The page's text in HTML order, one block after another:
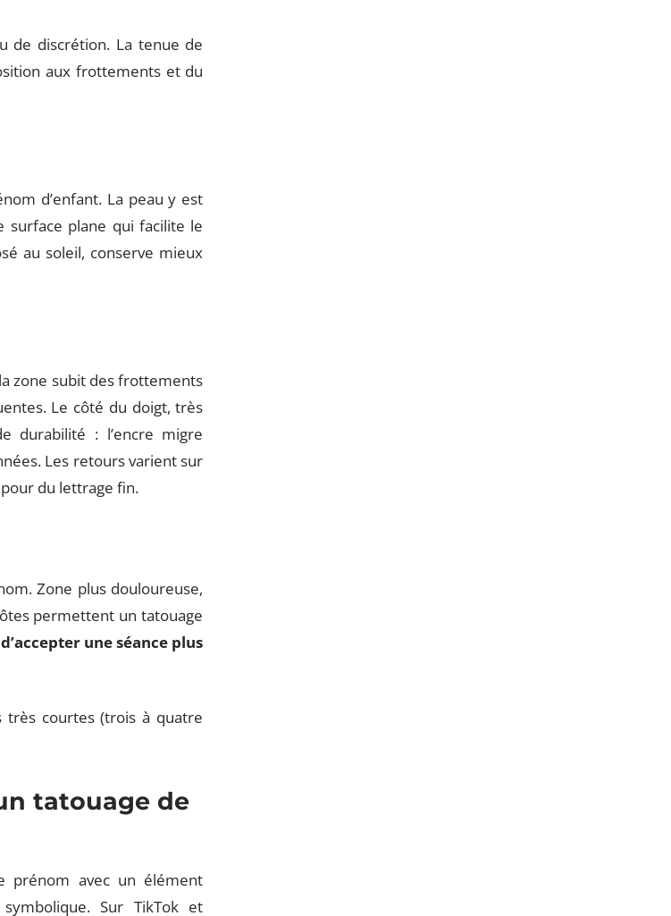
de discrétion. La tenue de
aux frottements et du
d’enfant. La peau y est
plane qui facilite le
au soleil, conserve mieux
zone subit des frottements
Le côté du doigt, très
durabilité : l’encre migre
Les retours varient sur
du lettrage fin.
Zone plus douloureuse,
permettent un tatouage
une séance plus
très courtes (trois à quatre
tatouage de
prénom avec un élément
Sur TikTok et